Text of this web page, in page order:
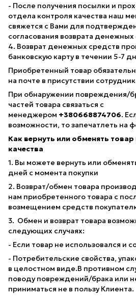
- После получения посылки и
отдела контроля качества наш
свяжется с Вами для
согласования возврата денежных
4. Возврат денежных средств
банковскую карту в течении 5-7
Приобретенный товар
на почте в присутствии
При обнаружении повреждения/
частей товара связаться с
менеджером +380668874706.
возможности, то запечатлеть на
Как вернуть или обменять
качества
1. Вы можете вернуть или
дней с момента покупки
2. Возврат/обмен товара
нам приобретенного товара с
возмещением средств
3. Обмен и возврат товара
следующих случаях:
- Если товар не использовался и
- Потребительские свойства,
в целостном виде.В противном
поводу повреждений/брака или
приниматься не в пользу Клиента.